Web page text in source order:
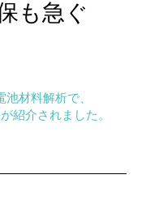
も急ぐ
材料解析で、
紹介されました。